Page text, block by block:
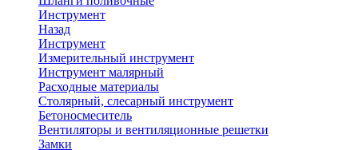
Инструмент
Назад
Инструмент
Измерительный инструмент
Инструмент малярный
Расходные материалы
Столярный, слесарный инструмент
Бетоносмеситель
Вентиляторы и вентиляционные решетки
Замки